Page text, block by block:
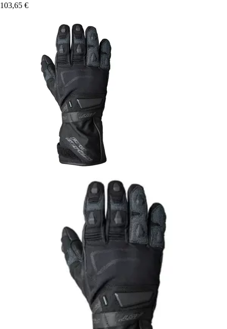
103,65 €